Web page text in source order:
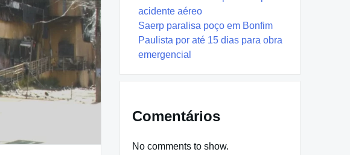
acidente aéreo
Saerp paralisa poço em Bonfim
Paulista por até 15 dias para obra
emergencial
Comentários
No comments to show.